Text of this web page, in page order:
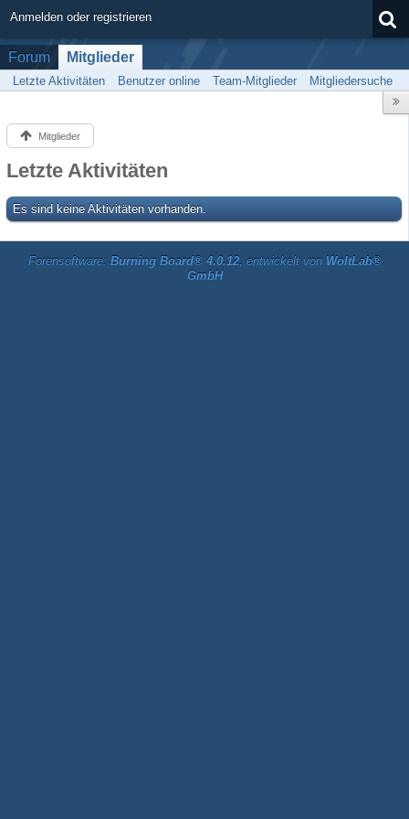
Anmelden oder registrieren
Forum Mitglieder
Letzte Aktivitäten Benutzer online Team-Mitglieder Mitgliedersuche
Mitglieder
Letzte Aktivitäten
Es sind keine Aktivitäten vorhanden.
Forensoftware: Burning Board® 4.0.12, entwickelt von WoltLab®
GmbH